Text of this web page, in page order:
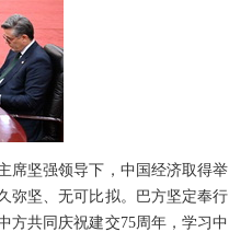
席坚强领导下，中国经济取得举
弥坚、无可比拟。巴方坚定奉行
方共同庆祝建交75周年，学习中